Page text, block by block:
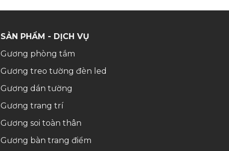
SẢN PHẨM - DỊCH VỤ
Gương phòng tắm
Gương treo tường đèn led
Gương dán tường
Gương trang trí
Gương soi toàn thân
Gương bàn trang điểm